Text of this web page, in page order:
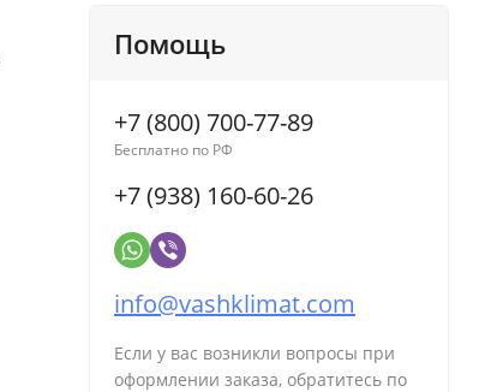
Помощь
+7 (800) 700-77-89
Бесплатно по РФ
+7 (938) 160-60-26
info@vashklimat.com
Если у вас возникли вопросы при
оформлении заказа, обратитесь по